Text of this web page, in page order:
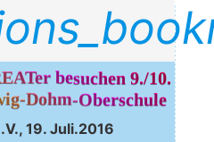
Berliner InteGREATer besuchen 9./10.
Dohm-Oberschule
19. Juli.2016